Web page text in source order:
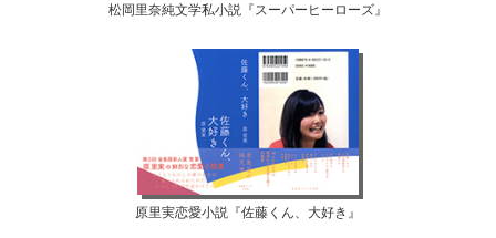
松岡里奈純文学私小説『スーパーヒーローズ』
原里実恋愛小説『佐藤くん、大好き』